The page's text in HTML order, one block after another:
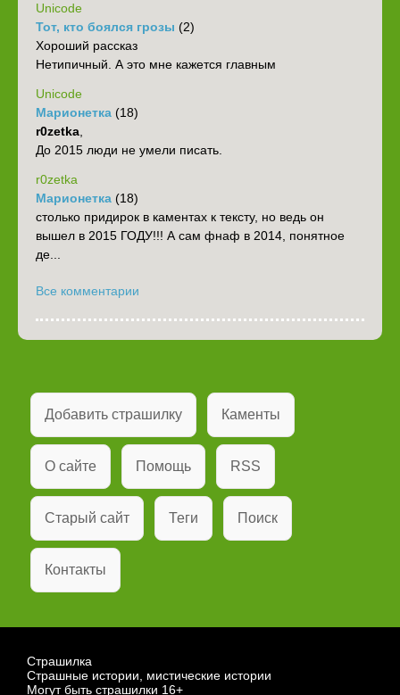
Unicode
Тот, кто боялся грозы (2)
Хороший рассказ
Нетипичный. А это мне кажется главным
Unicode
Марионетка (18)
r0zetka,
До 2015 люди не умели писать.
r0zetka
Марионетка (18)
столько придирок в каментах к тексту, но ведь он
вышел в 2015 ГОДУ!!! А сам фнаф в 2014, понятное
де...
Все комментарии
Добавить страшилку Каменты
О сайте Помощь RSS
Старый сайт Теги Поиск
Контакты
Страшилка
Страшные истории, мистические истории
Могут быть страшилки 16+